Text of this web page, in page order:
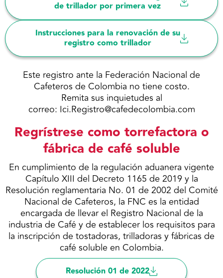
de trillador por primera vez
Instrucciones para la renovación de su
registro como trillador
Este registro ante la Federación Nacional de
Cafeteros de Colombia no tiene costo.
Remita sus inquietudes al
correo: Ici.Registro@cafedecolombia.com
Regrístrese como torrefactora o
fábrica de café soluble
En cumplimiento de la regulación aduanera vigente
Capítulo XIII del Decreto 1165 de 2019 y la
Resolución reglamentaria No. 01 de 2002 del Comité
Nacional de Cafeteros, la FNC es la entidad
encargada de llevar el Registro Nacional de la
industria de Café y de establecer los requisitos para
la inscripción de tostadoras, trilladoras y fábricas de
café soluble en Colombia.
Resolución 01 de 2022